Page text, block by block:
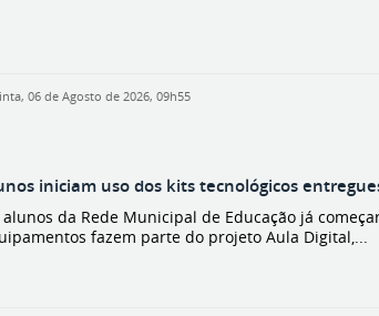
06 de Agosto de 2026, 09h55
iniciam uso dos kits tecnológicos
alunos da Rede Municipal de Educação já
fazem parte do projeto Aula Digital,...